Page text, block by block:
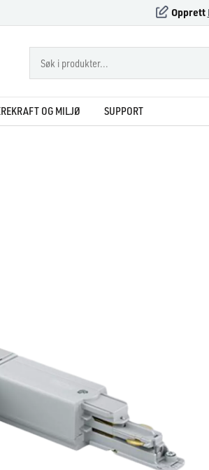
Opprett
OG MILJØ SUPPORT